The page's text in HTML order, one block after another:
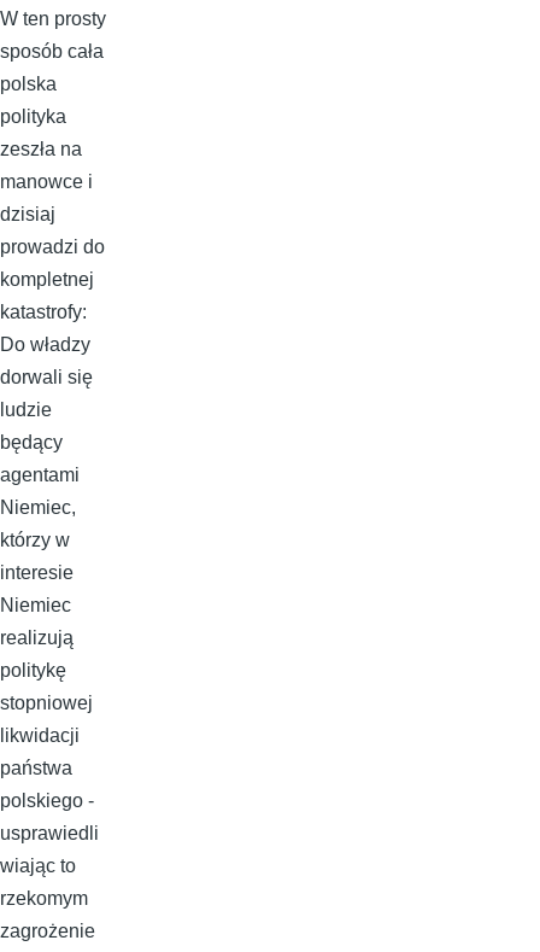
W ten prosty
sposób cała
polska
polityka
zeszła na
manowce i
dzisiaj
prowadzi do
kompletnej
katastrofy:
Do władzy
dorwali się
ludzie
będący
agentami
Niemiec,
którzy w
interesie
Niemiec
realizują
politykę
stopniowej
likwidacji
państwa
polskiego -
usprawiedli
wiając to
rzekomym
zagrożenie